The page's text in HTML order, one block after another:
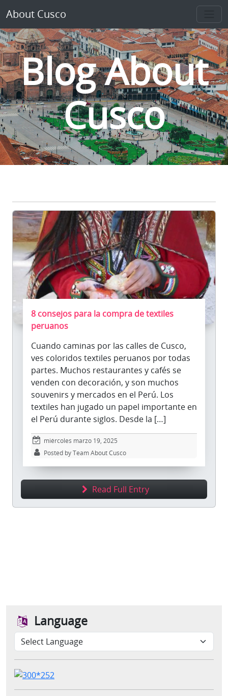
About Cusco
Blog About
Cusco
8 consejos para la compra de textiles
peruanos
Cuando caminas por las calles de Cusco,
ves coloridos textiles peruanos por todas
partes. Muchos restaurantes y cafés se
venden con decoración, y son muchos
souvenirs y mercados en el Perú. Los
textiles han jugado un papel importante en
el Perú durante siglos. Desde la […]
miércoles marzo 19, 2025
Posted by Team About Cusco
Read Full Entry
Language